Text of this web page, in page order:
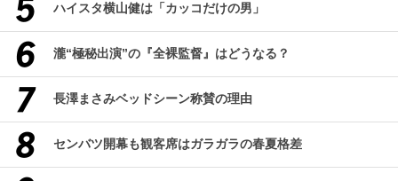
ハイスタ横山健は「カッコだけの男」
瀧“極秘出演”の『全裸監督』はどうなる？
長澤まさみベッドシーン称賛の理由
センバツ開幕も観客席はガラガラの春夏格差